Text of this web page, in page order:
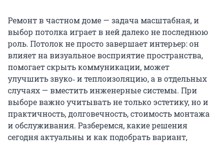
Ремонт в частном доме — задача масштабная, и
выбор потолка играет в ней далеко не последнюю
роль. Потолок не просто завершает интерьер: он
влияет на визуальное восприятие пространства,
помогает скрыть коммуникации, может
улучшить звуко‑ и теплоизоляцию, а в отдельных
случаях — вместить инженерные системы. При
выборе важно учитывать не только эстетику, но и
практичность, долговечность, стоимость монтажа
и обслуживания. Разберемся, какие решения
сегодня актуальны и как подобрать вариант,